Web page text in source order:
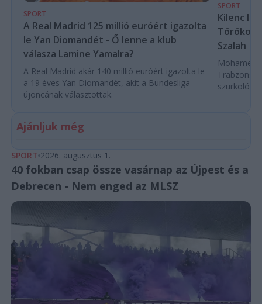
SPORT
A Real Madrid 125 millió euróért igazolta
le Yan Diomandét - Ő lenne a klub
válasza Lamine Yamalra?
A Real Madrid akár 140 millió euróért igazolta le
a 19 éves Yan Diomandét, akit a Bundesliga
újoncának választottak.
SPORT
Kilenc
Szalah
Mohamed
szurkoló
Ajánljuk még
SPORT 2026. augusztus 1.
40 fokban csap össze vasárnap az Újpest és a
Debrecen - Nem enged az MLSZ